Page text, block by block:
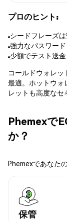
プロのヒント:
シードフレーズ
強力なパスワード
少額でテスト送金
コールドウォレ
最適。ホットウォ
レットも高度なセ
Phemexで
か？
Phemexであなた
保管